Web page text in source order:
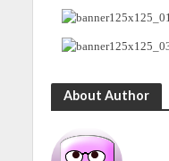
About Author